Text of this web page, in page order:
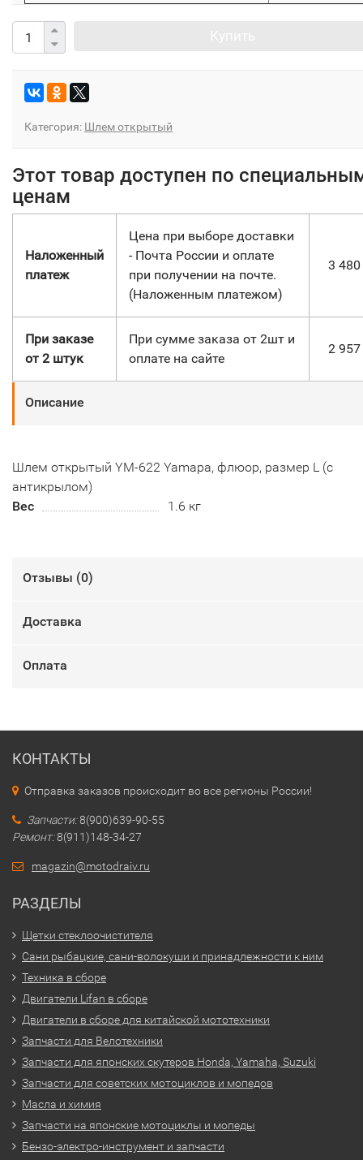
Категория: Шлем открытый
Этот товар доступен по
ценам
Наложенный
платеж
Цена при выборе доставки
- Почта России и оплате
при получении на почте.
(Наложенным платежом)
3 480
При заказе
от 2 штук
При сумме заказа от 2шт и
оплате на сайте
2 957
Описание
Шлем открытый YM-622 Yamapa, флюор, размер L (с
антикрылом)
Вес
1.6 кг
Отзывы (0)
Доставка
Оплата
КОНТАКТЫ
Отправка заказов происходит во все регионы России!
Запчасти:8(900)639-90-55
Ремонт:8(911)148-34-27
magazin@motodraiv.ru
РАЗДЕЛЫ
Щетки стеклоочистителя
Сани рыбацкие, сани-волокуши и принадлежности к ним
Техника в сборе
Двигатели Lifan в сборе
Двигатели в сборе для китайской мототехники
Запчасти для Велотехники
Запчасти для японских скутеров Honda, Yamaha, Suzuki
Запчасти для советских мотоциклов и мопедов
Масла и химия
Запчасти на японские мотоциклы и мопеды
Бензо-электро-инструмент и запчасти